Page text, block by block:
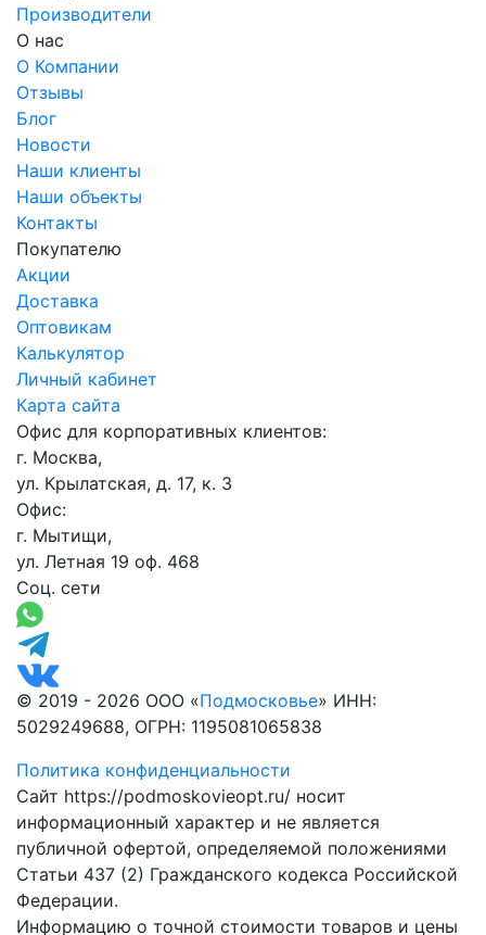
Производители
О нас
О Компании
Отзывы
Блог
Новости
Наши клиенты
Наши объекты
Контакты
Покупателю
Акции
Доставка
Оптовикам
Калькулятор
Личный кабинет
Карта сайта
Офис для корпоративных клиентов:
г. Москва,
ул. Крылатская, д. 17, к. 3
Офис:
г. Мытищи,
ул. Летная 19 оф. 468
Соц. сети
© 2019 - 2026 ООО «Подмосковье» ИНН:
5029249688, ОГРН: 1195081065838
Политика конфиденциальности
Сайт https://podmoskovieopt.ru/ носит
информационный характер и не является
публичной офертой, определяемой положениями
Статьи 437 (2) Гражданского кодекса Российской
Федерации.
Информацию о точной стоимости товаров и цены